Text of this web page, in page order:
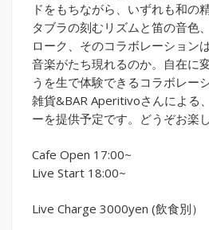
ドをもちながら、いずれも和の
タブラの刻むリズムと笛の音色
ローク、そのコラボレーション
音楽がたち現れるのか。自在に
うを生で体験できるコラボレー
雑貨&BAR Aperitivoさんによる
ーを提供予定です。どうぞお楽
Cafe Open 17:00~
Live Start 18:00~
Live Charge 3000yen (飲食別）